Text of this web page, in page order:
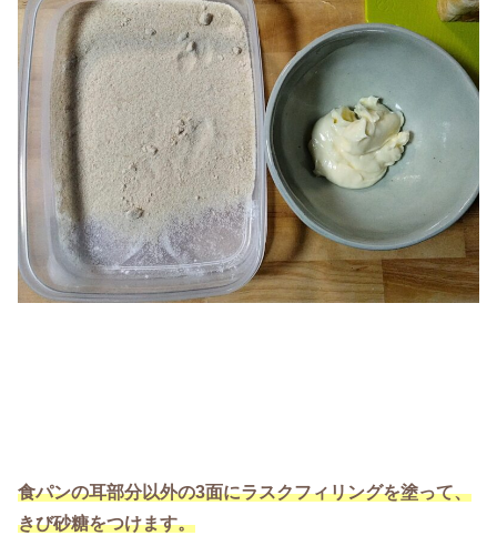
食パンの耳部分以外の3面にラスクフィリングを塗って、
きび砂糖をつけます。